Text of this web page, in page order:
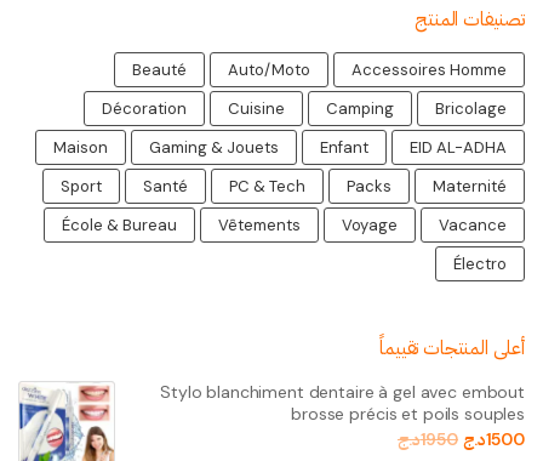
تصنيفات المنتج
Accessoires Homme
Auto/Moto
Beauté
Bricolage
Camping
Cuisine
Décoration
EID AL-ADHA
Enfant
Gaming & Jouets
Maison
Maternité
Packs
PC & Tech
Santé
Sport
Vacance
Voyage
Vêtements
École & Bureau
Électro
أعلى المنتجات تقييماً
Stylo blanchiment dentaire à gel avec embout
brosse précis et poils souples
1500د.ج 1950د.ج